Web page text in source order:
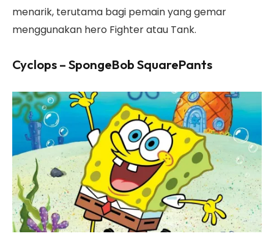
menarik, terutama bagi pemain yang gemar
menggunakan hero Fighter atau Tank.
Cyclops – SpongeBob SquarePants